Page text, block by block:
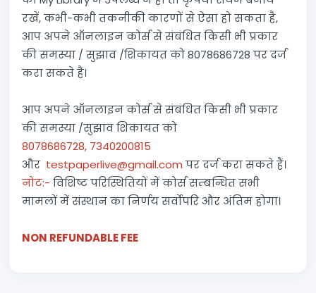
रखें, कभी-कभी तकनीकी कारणों से ऐसा हो सकता है,
आप अपने ऑनलाइन कोर्स से संबंधित किसी भी प्रकार
की समस्या / सुझाव /शिकायत को 8078686728 पर दर्ज
करा सकते हैं।
आप अपने ऑनलाइन कोर्स से संबंधित किसी भी प्रकार
की समस्या /सुझाव शिकायत को
8078686728, 7340200815
और testpaperlive@gmail.com पर दर्ज करा सकते हैं।
नोट:- विशिष्ट परिस्थितियों में कोर्स सम्बन्धित सभी
मामलों में संस्थान का निर्णय सर्वोपरि और अंतिम होगा।
NON REFUNDABLE FEE